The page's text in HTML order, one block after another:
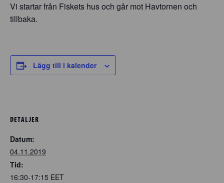
Vi startar från Fiskets hus och går mot Havtornen och
tillbaka.
Lägg till i kalender
DETALJER
Datum:
04.11.2019
Tid:
16:30-17:15 EET